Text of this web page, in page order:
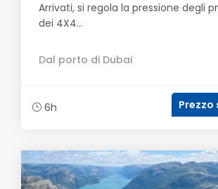
Arrivati, si regola la pressione degli
dei 4X4...
Dal porto di Dubai
6h Prezzo